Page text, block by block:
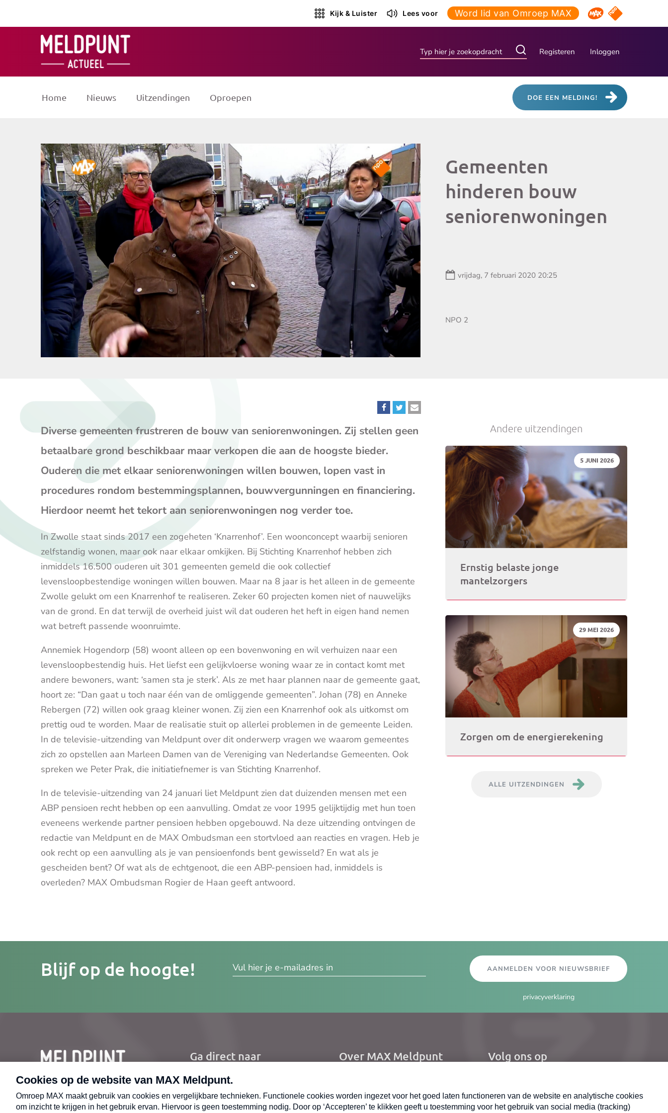
Kijk & Luister Lees voor Word lid van Omroep MAX Omroep MAX
NPO Start
Registeren Inloggen
Home Nieuws Uitzendingen Oproepen DOE EEN MELDING!
Gemeenten
hinderen bouw
seniorenwoningen
Datum:
vrijdag, 7 februari 2020 20:25
Zender:
NPO 2
Deel
bericht
Deel
bericht
Deel
mailprogramma)
Diverse gemeenten frustreren de bouw van seniorenwoningen. Zij stellen geen
betaalbare grond beschikbaar maar verkopen die aan de hoogste bieder.
Ouderen die met elkaar seniorenwoningen willen bouwen, lopen vast in
procedures rondom bestemmingsplannen, bouwvergunningen en financiering.
Hierdoor neemt het tekort aan seniorenwoningen nog verder toe.
In Zwolle staat sinds 2017 een zogeheten ‘Knarrenhof’. Een woonconcept waarbij senioren
zelfstandig wonen, maar ook naar elkaar omkijken. Bij Stichting Knarrenhof hebben zich
inmiddels 16.500 ouderen uit 301 gemeenten gemeld die ook collectief
levensloopbestendige woningen willen bouwen. Maar na 8 jaar is het alleen in de gemeente
Zwolle gelukt om een Knarrenhof te realiseren. Zeker 60 projecten komen niet of nauwelijks
van de grond. En dat terwijl de overheid juist wil dat ouderen het heft in eigen hand nemen
wat betreft passende woonruimte.
Annemiek Hogendorp (58) woont alleen op een bovenwoning en wil verhuizen naar een
levensloopbestendig huis. Het liefst een gelijkvloerse woning waar ze in contact komt met
andere bewoners, want: ‘samen sta je sterk’. Als ze met haar plannen naar de gemeente gaat,
hoort ze: “Dan gaat u toch naar één van de omliggende gemeenten”. Johan (78) en Anneke
Rebergen (72) willen ook graag kleiner wonen. Zij zien een Knarrenhof ook als uitkomst om
prettig oud te worden. Maar de realisatie stuit op allerlei problemen in de gemeente Leiden.
In de televisie-uitzending van Meldpunt over dit onderwerp vragen we waarom gemeentes
zich zo opstellen aan Marleen Damen van de Vereniging van Nederlandse Gemeenten. Ook
spreken we Peter Prak, die initiatiefnemer is van Stichting Knarrenhof.
In de televisie-uitzending van 24 januari liet Meldpunt zien dat duizenden mensen met een
ABP pensioen recht hebben op een aanvulling. Omdat ze voor 1995 gelijktijdig met hun toen
eveneens werkende partner pensioen hebben opgebouwd. Na deze uitzending ontvingen de
redactie van Meldpunt en de MAX Ombudsman een stortvloed aan reacties en vragen. Heb je
ook recht op een aanvulling als je van pensioenfonds bent gewisseld? En wat als je
gescheiden bent? Of wat als de echtgenoot, die een ABP-pensioen had, inmiddels is
overleden? MAX Ombudsman Rogier de Haan geeft antwoord.
Andere uitzendingen
DATUM:
5 JUNI 2026
Ernstig belaste jonge
mantelzorgers
DATUM:
29 MEI 2026
Zorgen om de energierekening
ALLE UITZENDINGEN
Blijf op de hoogte! AANMELDEN VOOR NIEUWSBRIEF
privacyverklaring
CONTACT
Ga direct naar
Home
Nieuws
Over MAX Meldpunt Volg ons op
X
Nieuwsbrief